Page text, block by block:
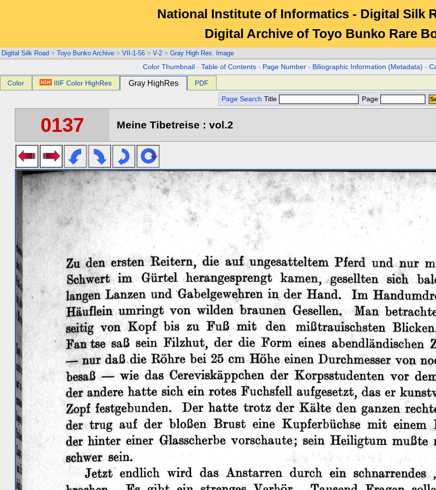
National Institute of Informatics - Digital Silk
Digital Archive of Toyo Bunko Rare
Digital Silk Road > Toyo Bunko Archive > VII-1-56 > V-2 > Gray High Res. Image
Color Thumbnail -Table of Contents - Page Number - Biliographic Information (Metadata) -
Color IIIF Color HighRes Gray HighRes PDF
Page Search Title Page
0137 Meine Tibetreise : vol.2